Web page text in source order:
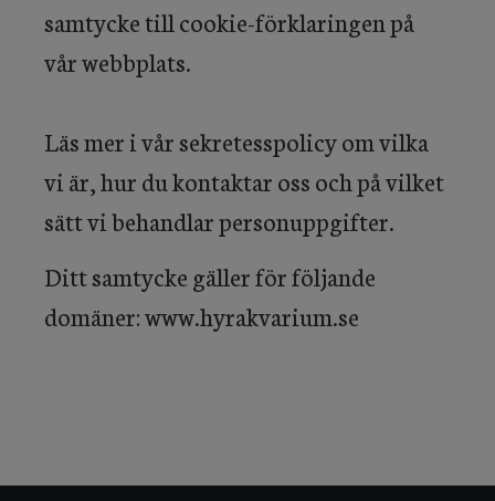
samtycke till cookie-förklaringen på
vår webbplats.
Läs mer i vår sekretesspolicy om vilka
vi är, hur du kontaktar oss och på vilket
sätt vi behandlar personuppgifter.
Ditt samtycke gäller för följande
domäner: www.hyrakvarium.se